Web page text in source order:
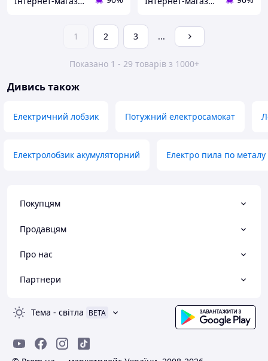
1 2 3 ...
Показано 1 - 29 товарів з 1000+
Дивись також
Електричний лобзик Потужний електросамокат
Електролобзик акумуляторний Електро пила по металу
Покупцям
Продавцям
Про нас
Партнери
Тема - світла BETA